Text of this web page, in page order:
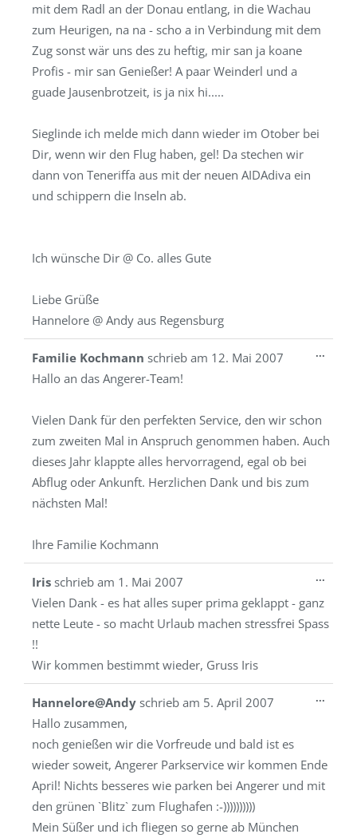
mit dem Radl an der Donau entlang, in die Wachau
zum Heurigen, na na - scho a in Verbindung mit dem
Zug sonst wär uns des zu heftig, mir san ja koane
Profis - mir san Genießer! A paar Weinderl und a
guade Jausenbrotzeit, is ja nix hi.....
Sieglinde ich melde mich dann wieder im Otober bei
Dir, wenn wir den Flug haben, gel! Da stechen wir
dann von Teneriffa aus mit der neuen AIDAdiva ein
und schippern die Inseln ab.
Ich wünsche Dir @ Co. alles Gute
Liebe Grüße
Hannelore @ Andy aus Regensburg
Familie Kochmann schrieb am 12. Mai 2007
Hallo an das Angerer-Team!
Vielen Dank für den perfekten Service, den wir schon
zum zweiten Mal in Anspruch genommen haben. Auch
dieses Jahr klappte alles hervorragend, egal ob bei
Abflug oder Ankunft. Herzlichen Dank und bis zum
nächsten Mal!
Ihre Familie Kochmann
...
Iris schrieb am 1. Mai 2007
Vielen Dank - es hat alles super prima geklappt - ganz
nette Leute - so macht Urlaub machen stressfrei Spass
!!
Wir kommen bestimmt wieder, Gruss Iris
...
Hannelore@Andy schrieb am 5. April 2007
Hallo zusammen,
noch genießen wir die Vorfreude und bald ist es
wieder soweit, Angerer Parkservice wir kommen Ende
April! Nichts besseres wie parken bei Angerer und mit
den grünen `Blitz` zum Flughafen :-))))))))))
Mein Süßer und ich fliegen so gerne ab München
...